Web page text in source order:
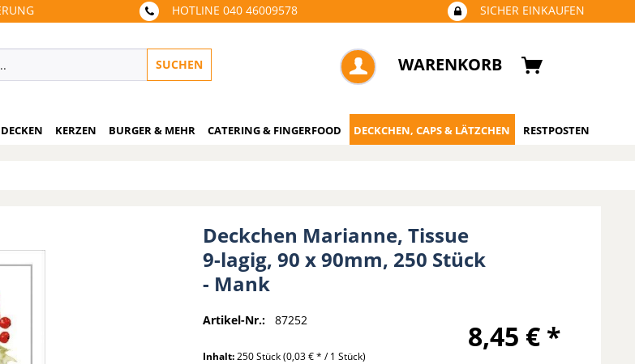
HOTLINE 040 46009578 SICHER EINKAUFEN
SUCHEN WARENKORB
KERZEN BURGER & MEHR CATERING & FINGERFOOD DECKCHEN, CAPS & LÄTZCHEN RESTPOSTEN
Deckchen Marianne, Tissue
9-lagig, 90 x 90mm, 250 Stück
- Mank
Artikel-Nr.: 87252 8,45 € *
Inhalt:250 Stück(0,03 € * / 1 Stück)